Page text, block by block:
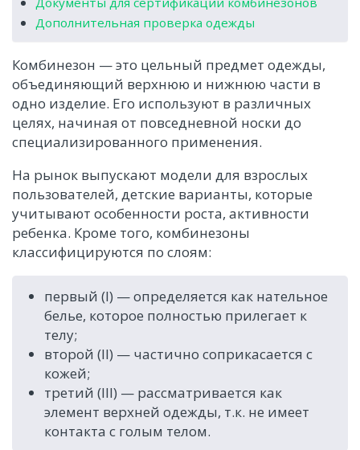
Дополнительная проверка одежды
Комбинезон — это цельный предмет одежды,
объединяющий верхнюю и нижнюю части в
одно изделие. Его используют в различных
целях, начиная от повседневной носки до
специализированного применения.
На рынок выпускают модели для взрослых
пользователей, детские варианты, которые
учитывают особенности роста, активности
ребенка. Кроме того, комбинезоны
классифицируются по слоям:
первый (I) — определяется как нательное
белье, которое полностью прилегает к
телу;
второй (II) — частично соприкасается с
кожей;
третий (III) — рассматривается как
элемент верхней одежды, т.к. не имеет
контакта с голым телом.